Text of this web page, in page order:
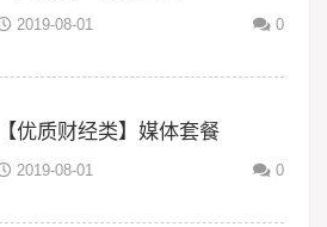
2019-08-01 0
【优质财经类】媒体套餐
2019-08-01 0